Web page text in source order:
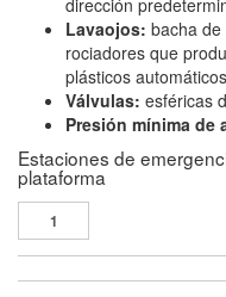
dirección
Lavaojos: bacha
rociadores que
plásticos
Válvulas: esféricas
Presión mínima de
Estaciones de
plataforma